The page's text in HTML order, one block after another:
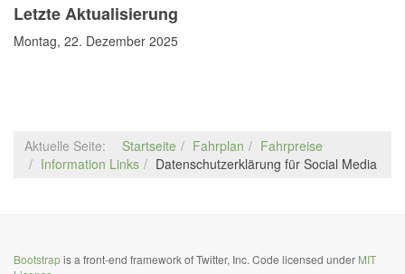
Letzte Aktualisierung
Montag, 22. Dezember 2025
Aktuelle Seite: Startseite Fahrplan
Fahrpreise
Information Links
Datenschutzerklärung für Social Media
Bootstrapis a front-end framework of Twitter, Inc. Code licensed under MIT